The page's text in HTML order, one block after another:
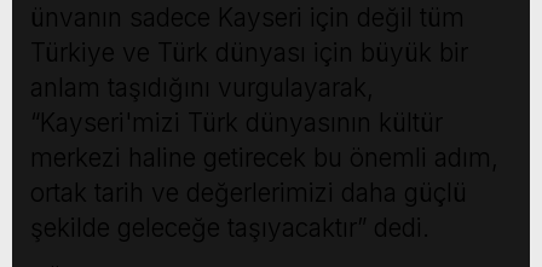
ünvanın sadece Kayseri için değil tüm
Türkiye ve Türk dünyası için büyük bir
anlam taşıdığını vurgulayarak,
“Kayseri'mizi Türk dünyasının kültür
merkezi haline getirecek bu önemli adım,
ortak tarih ve değerlerimizi daha güçlü
şekilde geleceğe taşıyacaktır” dedi.